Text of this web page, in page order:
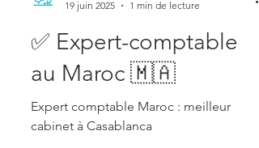
Expert-comptable au Maroc
19 juin 2025
1 min de lecture
✅ Expert-comptable